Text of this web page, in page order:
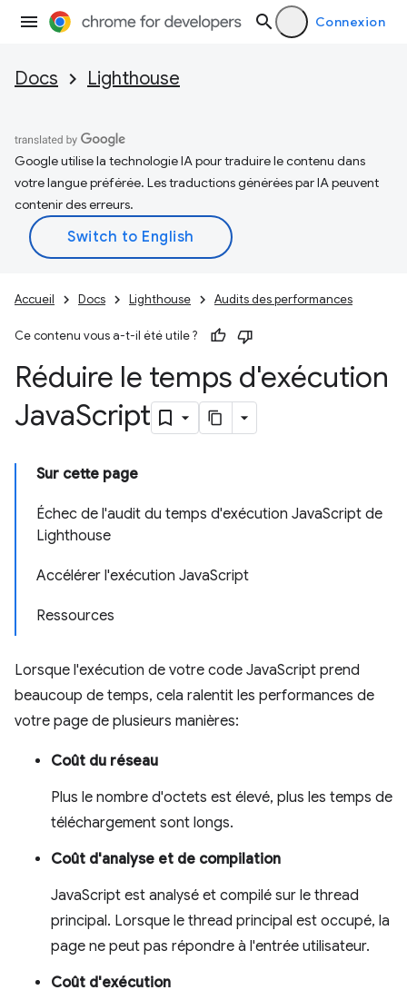
Connexion
Docs Lighthouse
Google utilise la technologie IA pour traduire le contenu dans
votre langue préférée. Les traductions générées par IA peuvent
contenir des erreurs.
Accueil Docs Lighthouse Audits des performances
Ce contenu vous a-t-il été utile ?
Réduire le temps d'exécution
JavaScript
Sur cette page
Échec de l'audit du temps d'exécution JavaScript de
Lighthouse
Accélérer l'exécution JavaScript
Ressources
Lorsque l'exécution de votre code JavaScript prend
beaucoup de temps, cela ralentit les performances de
votre page de plusieurs manières:
Coût du réseau
Plus le nombre d'octets est élevé, plus les temps de
téléchargement sont longs.
Coût d'analyse et de compilation
JavaScript est analysé et compilé sur le thread
principal. Lorsque le thread principal est occupé, la
page ne peut pas répondre à l'entrée utilisateur.
Coût d'exécution